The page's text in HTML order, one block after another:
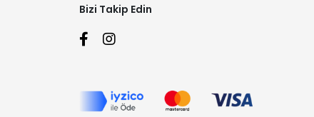
Bizi Takip Edin